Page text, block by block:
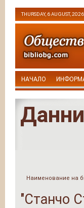
THURSDAY, 6 AUGUST, 2026
НАЧАЛО
Наименование на
"Станчо